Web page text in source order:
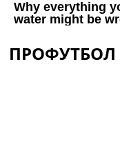
ПРОФУТБОЛ